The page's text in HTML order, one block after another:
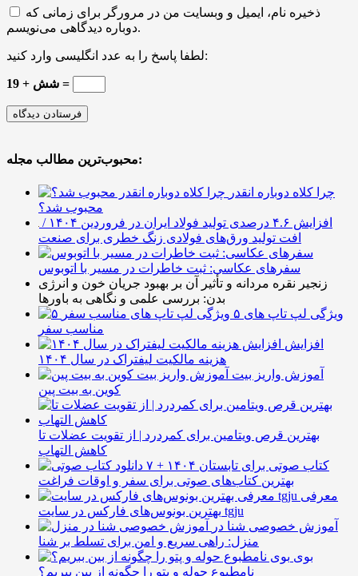
ذخیره نام، ایمیل و وبسایت من در مرورگر برای زمانی که
دوباره دیدگاهی می‌نویسم.
لطفا پاسخ را به عدد انگلیسی وارد کنید:
19 + شش =
محبوب‌ترین مطالب مجله:
چرا کلاه دوباره انقدر
محبوب شد؟
افزایش ۴.۶ درصدی تولید فولاد ایران در فروردین ۱۴۰۴ /
افت تولید ورق‌های فولادی زنگ خطری برای صنعت
سفرهای عکاسی: ثبت خاطرات در مسیر با اتوبوس
زنجیر نقره مردانه و تأثیر آن بر بهبود جریان خون و انرژی
بدن: بررسی علمی و نگاهی به باورها
۵ ویژگی لپ تاپ های
مناسب سفر
افزایش
هزینه مالکیت لیفتراک در سال ۱۴۰۴
آموزش واریز بیت
کوین به بیت پین
بهترین قرص ویتامین برای کمردرد | از تقویت عضلات تا
کاهش التهاب
۷ کتاب صوتی برای تابستان ۱۴۰۴ +
بهترین کتاب‌های صوتی برای سفر و اوقات فراغت
معرفی
بهترین بونوس‌های فارکس در سایت tgju
آموزش خصوصی شنا در
منزل: راهی سریع و امن برای تسلط بر شنا
بوی
نامطبوع حوله و پتو را چگونه از بین ببریم؟